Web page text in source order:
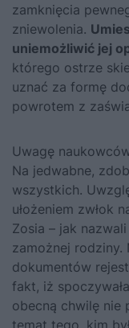
zamknięcia
zniewolenia.
uniemożliwić jej
którego ostrze
uznać za formę
powrotem z
Uwagę
Na jedwabne,
wszystkich.
ułożeniem zwłok
Zosia – jak
zamożnej rodziny.
dokumentów
fakt, iż
obecną chwilę nie